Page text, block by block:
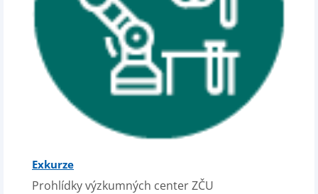
Exkurze
Prohlídky výzkumných center ZČU